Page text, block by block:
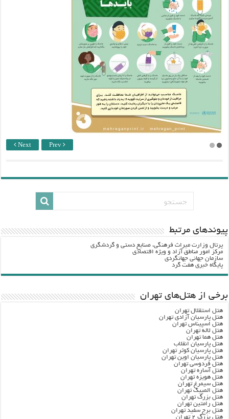
Next Prev
پيوندهاي مرتبط
پرتال وزارت ميراث فرهنگي، صنایع دستی و گردشگري
مرکز امور مناطق آزاد و ویژه اقتصادی
سازمان جهانی جهانگردی
پایگاه خبری هفت گرد
برخی از هتل‌های تهران
هتل استقلال تهران
هتل پارسیان آزادی تهران
هتل اسپیناس تهران
هتل لاله تهران
هتل هما تهران
هتل پارسیان انقلاب
هتل پارسیان کوثر تهران
هتل پارسیان اوین تهران
هتل فردوسی تهران
هتل آساره تهران
هتل هویزه تهران
هتل سیمرغ تهران
هتل المپیک تهران
هتل بزرگ تهران
هتل رامتین تهران
هتل برج سفید تهران
هتل بزرگ ۲ تهران